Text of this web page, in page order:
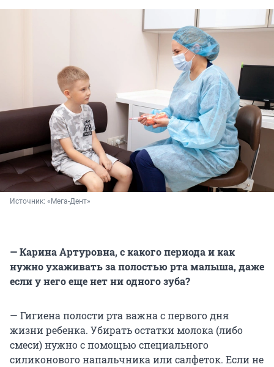
Источник: «Мега-Дент»
— Карина Артуровна, с какого периода и как
нужно ухаживать за полостью рта малыша, даже
если у него еще нет ни одного зуба?
— Гигиена полости рта важна с первого дня
жизни ребенка. Убирать остатки молока (либо
смеси) нужно с помощью специального
силиконового напальчника или салфеток. Если не